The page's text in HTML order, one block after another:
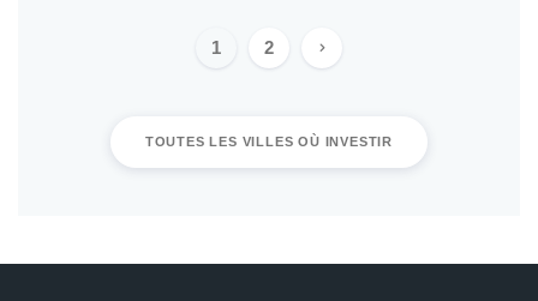
équipements aux normes : vos charges seront réduites par
rapport à l'ancien tout en préservant la planète. Vous réduisez
long terme. Acheter du neuf vous assure alors un logement
basse consommation, en effet la plupart des programmes
1 2
TOUTES LES VILLES OÙ INVESTIR